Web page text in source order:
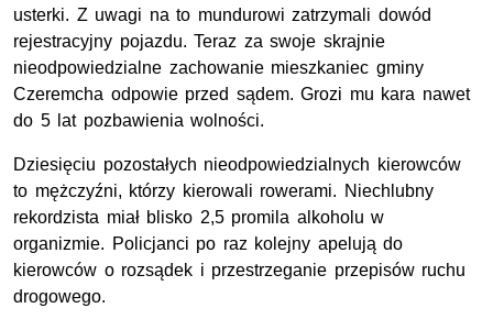
usterki. Z uwagi na to mundurowi zatrzymali dowód
rejestracyjny pojazdu. Teraz za swoje skrajnie
nieodpowiedzialne zachowanie mieszkaniec gminy
Czeremcha odpowie przed sądem. Grozi mu kara nawet
do 5 lat pozbawienia wolności.
Dziesięciu pozostałych nieodpowiedzialnych kierowców
to mężczyźni, którzy kierowali rowerami. Niechlubny
rekordzista miał blisko 2,5 promila alkoholu w
organizmie. Policjanci po raz kolejny apelują do
kierowców o rozsądek i przestrzeganie przepisów ruchu
drogowego.